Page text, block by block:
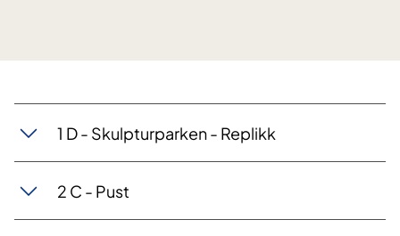
1 D - Skulpturparken - Replikk
2 C - Pust